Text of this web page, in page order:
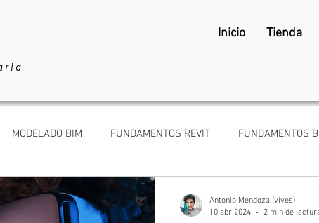
Inicio Tienda
MODELADO BIM FUNDAMENTOS REVIT FUNDAMENTOS
COMO ARQUITECTO
Antonio Mendoza (vives)
10 abr 2024
2 min de